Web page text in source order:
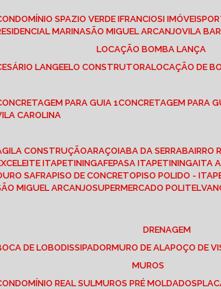
CONDOMÍNIO SPAZIO VERDE I FRANCIOSI IMÓVEIS
RESIDENCIAL MARINA SÃO MIGUEL ARCANJO VILA
LOCAÇÃO BOMBA LANÇA
CESÁRIO LANGE ELO CONSTRUTORA LOCAÇÃO DE
CONCRETAGEM PARA GUIA 1 CONCRETAGEM PARA
VILA CAROLINA
ÁGILA CONSTRUÇÃO ARAÇOIABA DA SERRA BAIRRO
EXCELEITE ITAPETININGA FEPASA ITAPETININGA ITA
OURO SAFRA PISO DE CONCRETO PISO POLIDO -
SÃO MIGUEL ARCANJO SUPERMERCADO POLITEL
DRENAGEM
BOCA DE LOBO DISSIPADOR MURO DE ALA POÇO DE
MUROS
CONDOMÍNIO REAL SUL
MUROS PRÉ MOLDADOS